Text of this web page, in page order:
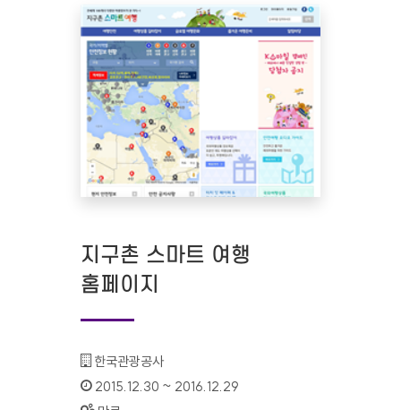
지구촌 스마트 여행
홈페이지
기관명 :
한국관광공사
인증기간 :
2015.12.30 ~ 2016.12.29